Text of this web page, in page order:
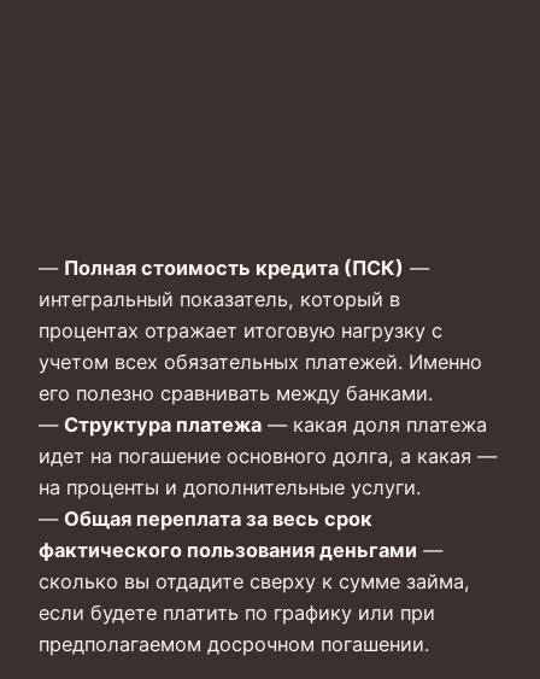
— Полная стоимость кредита (ПСК) —
интегральный показатель, который в
процентах отражает итоговую нагрузку с
учетом всех обязательных платежей. Именно
его полезно сравнивать между банками.
— Структура платежа — какая доля платежа
идет на погашение основного долга, а какая —
на проценты и дополнительные услуги.
— Общая переплата за весь срок
фактического пользования деньгами —
сколько вы отдадите сверху к сумме займа,
если будете платить по графику или при
предполагаемом досрочном погашении.